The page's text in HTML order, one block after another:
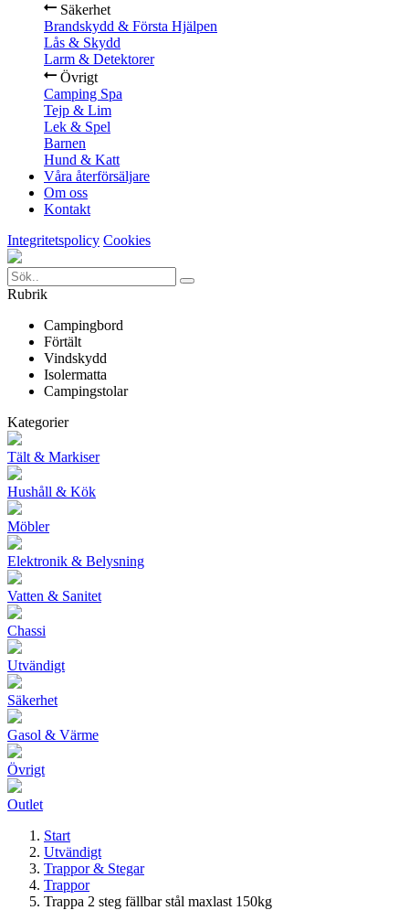
Säkerhet
Brandskydd & Första Hjälpen
Lås & Skydd
Larm & Detektorer
Övrigt
Camping Spa
Tejp & Lim
Lek & Spel
Barnen
Hund & Katt
Våra återförsäljare
Om oss
Kontakt
Integritetspolicy Cookies
Rubrik
Campingbord
Förtält
Vindskydd
Isolermatta
Campingstolar
Kategorier
Tält & Markiser
Hushåll & Kök
Möbler
Elektronik & Belysning
Vatten & Sanitet
Chassi
Utvändigt
Säkerhet
Gasol & Värme
Övrigt
Outlet
Start
Utvändigt
Trappor & Stegar
Trappor
Trappa 2 steg fällbar stål maxlast 150kg